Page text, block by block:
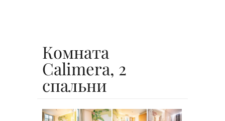
Комната
Calimera, 2
спальни